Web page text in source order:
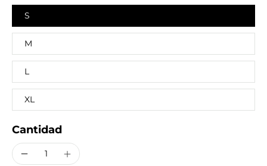
S
M
L
XL
Cantidad